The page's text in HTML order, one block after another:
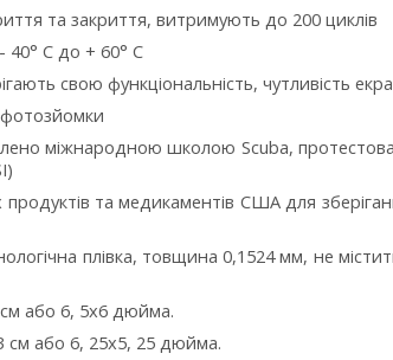
та закриття, витримують до 200 циклів
40° C до + 60° C
свою функціональність, чутливість
фотозйомки
міжнародною школою Scuba,
та медикаментів США для
плівка, товщина 0,1524 мм, не
см або 6, 5х6 дюйма.
см або 6, 25х5, 25 дюйма.